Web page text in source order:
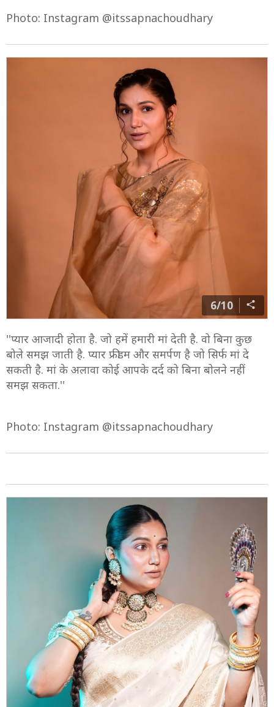
Photo: Instagram @itssapnachoudhary
6/10
''प्यार आजादी होता है. जो हमें हमारी मां देती है. वो बिना कुछ
बोले समझ जाती है. प्यार फ्रीडम और समर्पण है जो सिर्फ मां दे
सकती है. मां के अलावा कोई आपके दर्द को बिना बोलने नहीं
समझ सकता.''
Photo: Instagram @itssapnachoudhary